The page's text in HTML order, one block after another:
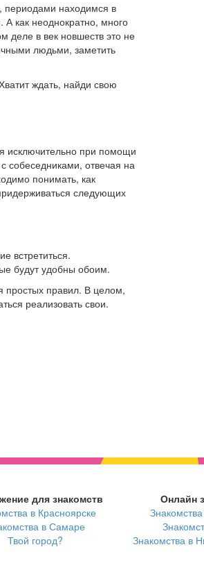
периодами находимся в
как неоднократно, много
деле в век новшеств это не
людьми, заметить
ждать, найди свою
исключительно при помощи
собеседниками, отвечая на
понимать, как
следующих
встретиться.
будут удобны обоим.
простых правил. В целом,
реализовать свои.
для знакомств
в Красноярске
в Самаре
Твой город?
Онлайн
Знакомства в